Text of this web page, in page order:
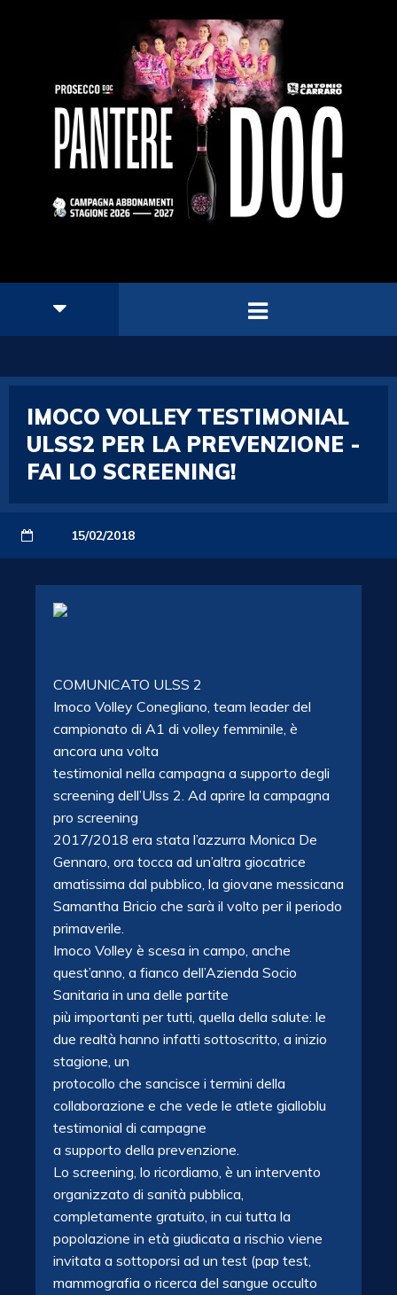
IMOCO VOLLEY TESTIMONIAL
ULSS2 PER LA PREVENZIONE -
FAI LO SCREENING!
15/02/2018
COMUNICATO ULSS 2
Imoco Volley Conegliano, team leader del
campionato di A1 di volley femminile, è
ancora una volta
testimonial nella campagna a supporto degli
screening dell’Ulss 2. Ad aprire la campagna
pro screening
2017/2018 era stata l’azzurra Monica De
Gennaro, ora tocca ad un’altra giocatrice
amatissima dal pubblico, la giovane messicana
Samantha Bricio che sarà il volto per il periodo
primaverile.
Imoco Volley è scesa in campo, anche
quest’anno, a fianco dell’Azienda Socio
Sanitaria in una delle partite
più importanti per tutti, quella della salute: le
due realtà hanno infatti sottoscritto, a inizio
stagione, un
protocollo che sancisce i termini della
collaborazione e che vede le atlete gialloblu
testimonial di campagne
a supporto della prevenzione.
Lo screening, lo ricordiamo, è un intervento
organizzato di sanità pubblica,
completamente gratuito, in cui tutta la
popolazione in età giudicata a rischio viene
invitata a sottoporsi ad un test (pap test,
mammografia o ricerca del sangue occulto